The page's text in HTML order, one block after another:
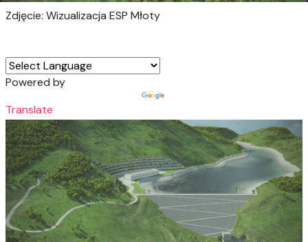
Zdjęcie: Wizualizacja ESP Młoty
Powered by
Translate